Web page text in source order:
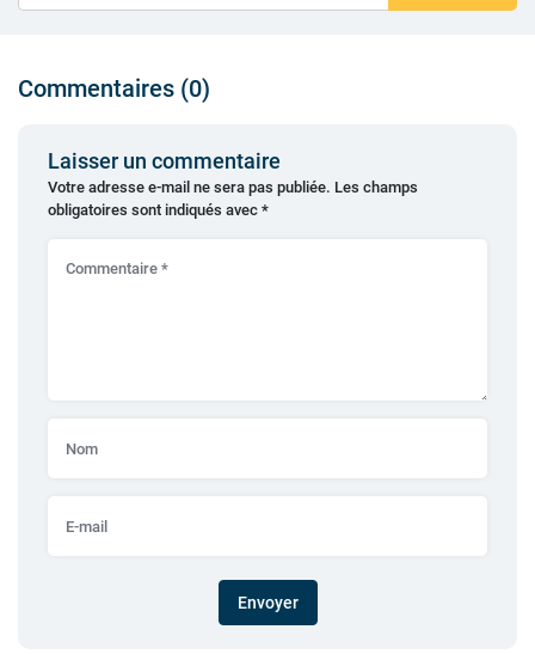
Commentaires (0)
Laisser un commentaire
Votre adresse e-mail ne sera pas publiée. Les champs
obligatoires sont indiqués avec *
Envoyer